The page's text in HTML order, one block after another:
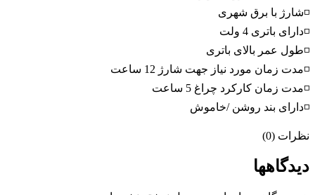
◽شارژ با برق شهری
◽دارای باتری 4 ولت
◽طول عمر بالای باتری
◽مدت زمان مورد نیاز جهت شارژ 12 ساعت
◽مدت زمان کارکرد چراغ 5 ساعت
◽دارای بند روشن /خاموش
نظرات (0)
دیدگاهها